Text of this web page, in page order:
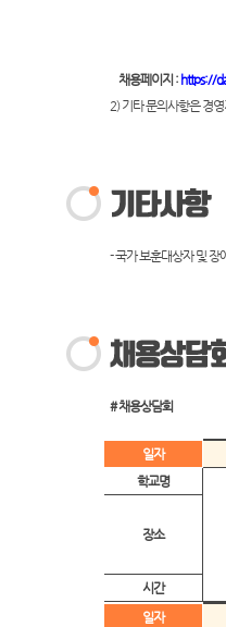
채용페이지 : https://
2) 기타 문의사항은 경
- 국가 보훈대상자 및 장
# 채용상담회
일자
학교명
장소
시간
일자